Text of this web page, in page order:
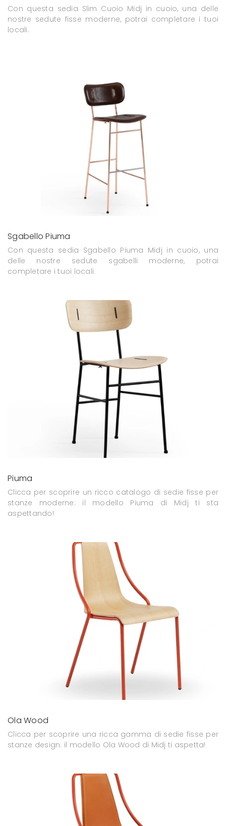
Con questa sedia Slim Cuoio Midj in cuoio, una delle
nostre sedute fisse moderne, potrai completare i tuoi
locali.
Sgabello Piuma
Con questa sedia Sgabello Piuma Midj in cuoio, una
delle nostre sedute sgabelli moderne, potrai
completare i tuoi locali.
Piuma
Clicca per scoprire un ricco catalogo di sedie fisse per
stanze moderne: il modello Piuma di Midj ti sta
aspettando!
Ola Wood
Clicca per scoprire una ricca gamma di sedie fisse per
stanze design: il modello Ola Wood di Midj ti aspetta!